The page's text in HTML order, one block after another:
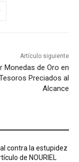
Artículo siguiente
Monedas de Oro en
Preciados al
Alcance
contra la estupidez
de NOURIEL